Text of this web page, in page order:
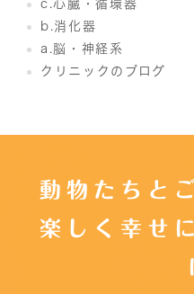
c.心臓・循環器
b.消化器
a.脳・神経系
クリニックのブログ
動物たちと
楽しく幸せ